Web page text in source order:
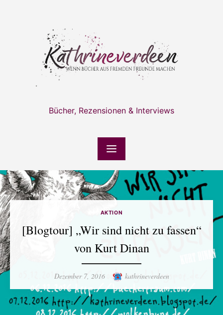
Bücher, Rezensionen & Interviews
AKTION
[Blogtour] „Wir sind nicht zu fassen“
von Kurt Dinan
Posted
Dezember 7, 2016 Author
kathrineverdeen